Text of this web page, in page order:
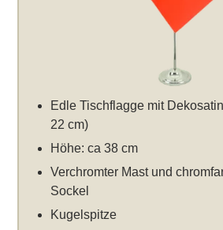
Edle Tischflagge mit
22 cm)
Höhe: ca 38 cm
Verchromter Mast und
Sockel
Kugelspitze